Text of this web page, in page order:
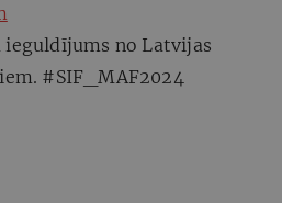
no Latvijas
#SIF_MAF2024